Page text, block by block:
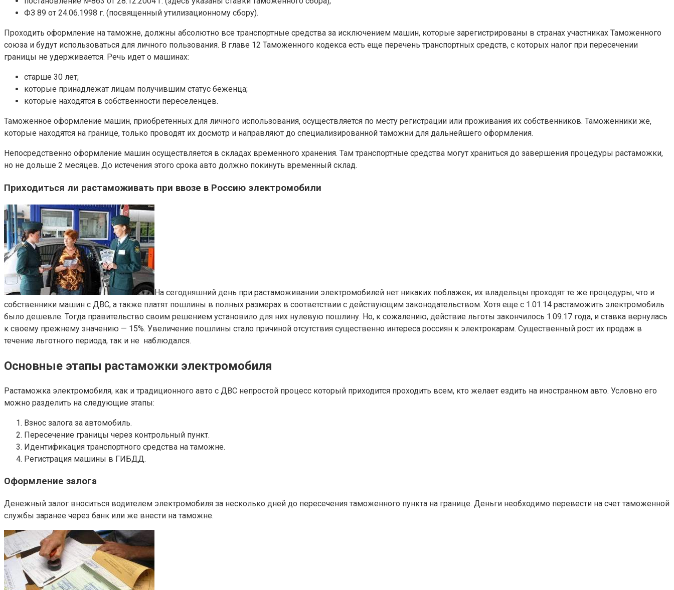
ФЗ 89 от 24.06.1998 г. (посвященный утилизационному сбору).
Проходить оформление на таможне, должны абсолютно все транспортные средства за исключением машин, которые зарегистрированы в странах участниках Таможенного
союза и будут использоваться для личного пользования. В главе 12 Таможенного кодекса есть еще перечень транспортных средств, с которых налог при пересечении
границы не удерживается. Речь идет о машинах:
старше 30 лет;
которые принадлежат лицам получившим статус беженца;
которые находятся в собственности переселенцев.
Таможенное оформление машин, приобретенных для личного использования, осуществляется по месту регистрации или проживания их собственников. Таможенники же,
которые находятся на границе, только проводят их досмотр и направляют до специализированной таможни для дальнейшего оформления.
Непосредственно оформление машин осуществляется в складах временного хранения. Там транспортные средства могут храниться до завершения процедуры растаможки,
но не дольше 2 месяцев. До истечения этого срока авто должно покинуть временный склад.
Приходиться ли растаможивать при ввозе в Россию электромобили
На сегодняшний день при растаможивании электромобилей нет никаких поблажек, их владельцы проходят те же процедуры, что и
собственники машин с ДВС, а также платят пошлины в полных размерах в соответствии с действующим законодательством. Хотя еще с 1.01.14 растаможить электромобиль
было дешевле. Тогда правительство своим решением установило для них нулевую пошлину. Но, к сожалению, действие льготы закончилось 1.09.17 года, и ставка вернулась
к своему прежнему значению — 15%. Увеличение пошлины стало причиной отсутствия существенно интереса россиян к электрокарам. Существенный рост их продаж в
течение льготного периода, так и не наблюдался.
Основные этапы растаможки электромобиля
Растаможка электромобиля, как и традиционного авто с ДВС непростой процесс который приходится проходить всем, кто желает ездить на иностранном авто. Условно его
можно разделить на следующие этапы:
Взнос залога за автомобиль.
Пересечение границы через контрольный пункт.
Идентификация транспортного средства на таможне.
Регистрация машины в ГИБДД.
Оформление залога
Денежный залог вноситься водителем электромобиля за несколько дней до пересечения таможенного пункта на границе. Деньги необходимо перевести на счет таможенной
службы заранее через банк или же внести на таможне.